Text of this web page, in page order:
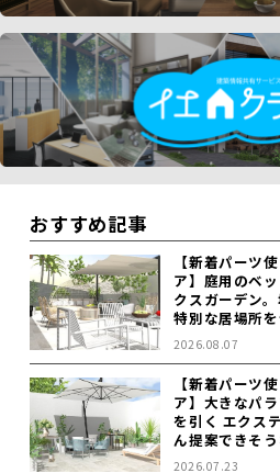
おすすめ記事
【新着パーツ
ア】庭用のベ
クスガーデン
特別な居場所を
2026.08.07
【新着パーツ
ア】大きなパ
を引く エクス
ん提案できそ
2026.07.23